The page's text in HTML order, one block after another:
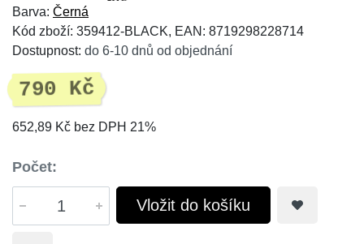
Barva: Černá
Kód zboží: 359412-BLACK, EAN: 8719298228714
Dostupnost: do 6-10 dnů od objednání
790 Kč
652,89 Kč bez DPH 21%
Počet:
Vložit do košíku